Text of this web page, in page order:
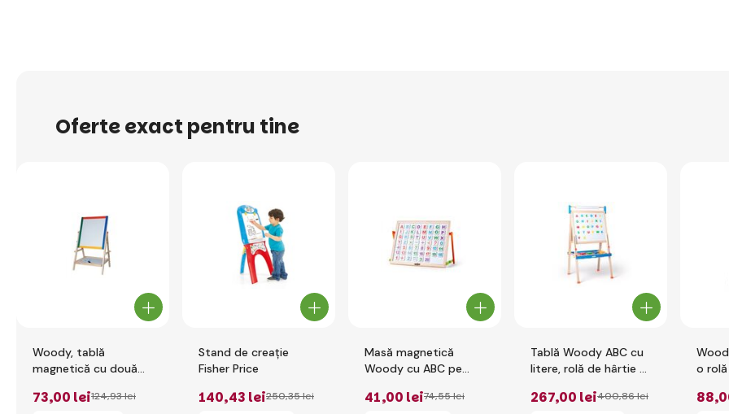
Oferte exact pentru tine
Woody, tablă
magnetică cu două
73,00 lei124,93 lei
Stand de creație
Fisher Price
140,43 lei250,35 lei
Masă magnetică
Woody cu ABC pe
41,00 lei74,55 lei
Tablă Woody ABC cu
litere, rolă de hârtie și
267,00 lei400,86 lei
o
88